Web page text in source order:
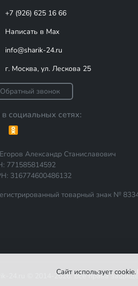
+7 (926) 625 16 66
Написать в Max
info@sharik-24.ru
г. Москва, ул. Лескова 25
Обратный звонок
социальных сетях:
Александр Станиславович
771585814592
316774600486132
товарный знак №
24.ru © 2014-2026. Все права
Сайт использует